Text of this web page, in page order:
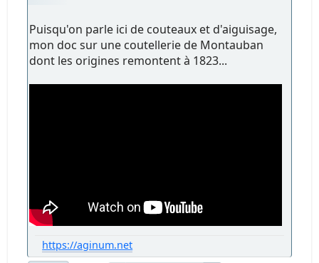
Puisqu'on parle ici de couteaux et d'aiguisage,
mon doc sur une coutellerie de Montauban
dont les origines remontent à 1823...
https://aginum.net